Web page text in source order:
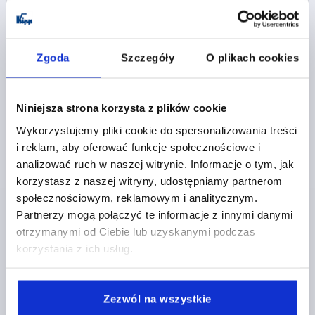
Zgoda Szczegóły O plikach cookies
Niniejsza strona korzysta z plików cookie
Wykorzystujemy pliki cookie do spersonalizowania treści
i reklam, aby oferować funkcje społecznościowe i
analizować ruch w naszej witrynie. Informacje o tym, jak
korzystasz z naszej witryny, udostępniamy partnerom
społecznościowym, reklamowym i analitycznym.
Partnerzy mogą połączyć te informacje z innymi danymi
otrzymanymi od Ciebie lub uzyskanymi podczas
korzystania z ich usług.
Zezwól na wszystkie
K0213
UCHWYT PALAKOWY, A=90, L=98, D=M05, H=28,
FORMA:B, ALUMINIUM CZARNY MATOWA I
ANODYZOWANA
KOLOR KORPUSU=CZARNY
ROZSTAW OTWORÓW=90
OTWÓR MONTAŻOWY=M5
DŁUGOŚĆ=98
NOŚNOŚĆ N =300
FORMA=B B=12 H=28
22,30 PLN